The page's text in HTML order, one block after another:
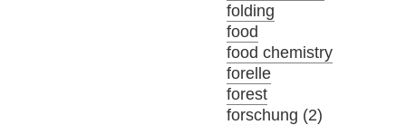
folding
food
food chemistry
forelle
forest
forschung (2)